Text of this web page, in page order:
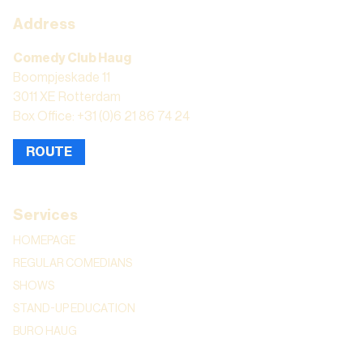
Address
Comedy Club Haug
Boompjeskade 11
3011 XE Rotterdam
Box Office: +31 (0)6 21 86 74 24
ROUTE
Services
HOMEPAGE
REGULAR COMEDIANS
SHOWS
STAND-UP EDUCATION
BURO HAUG